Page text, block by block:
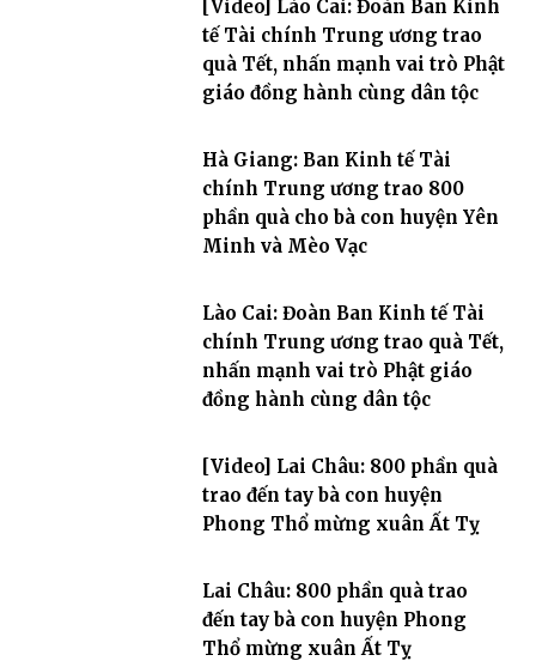
[Video] Lào Cai: Đoàn Ban Kinh
tế Tài chính Trung ương trao
quà Tết, nhấn mạnh vai trò Phật
giáo đồng hành cùng dân tộc
Hà Giang: Ban Kinh tế Tài
chính Trung ương trao 800
phần quà cho bà con huyện Yên
Minh và Mèo Vạc
Lào Cai: Đoàn Ban Kinh tế Tài
chính Trung ương trao quà Tết,
nhấn mạnh vai trò Phật giáo
đồng hành cùng dân tộc
[Video] Lai Châu: 800 phần quà
trao đến tay bà con huyện
Phong Thổ mừng xuân Ất Tỵ
Lai Châu: 800 phần quà trao
đến tay bà con huyện Phong
Thổ mừng xuân Ất Tỵ